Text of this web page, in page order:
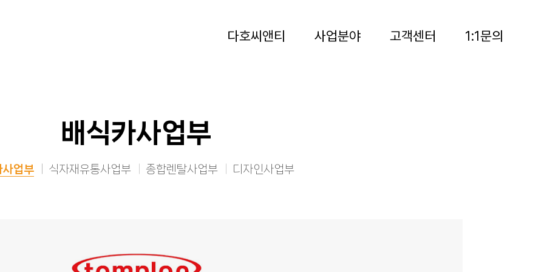
다호씨앤티 사업분야 고객센터 1:1문의
배식카사업부
업부 식자재유통사업부 종합렌탈사업부 디자인사업부